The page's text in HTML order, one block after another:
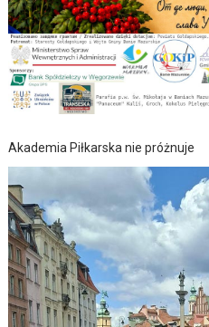
Akademia Piłkarska nie próżnuje